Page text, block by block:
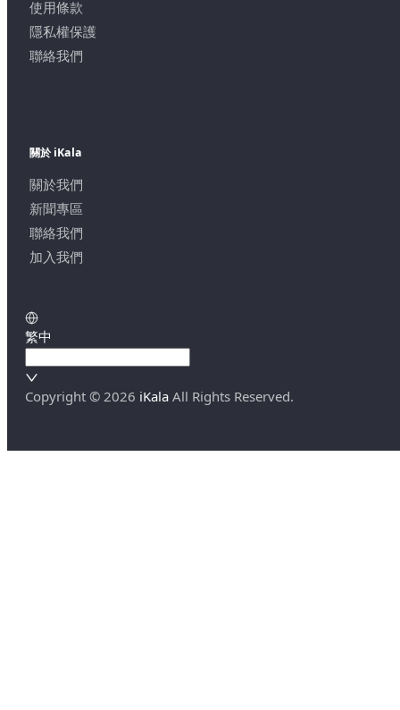
使用條款
隱私權保護
聯絡我們
關於 iKala
關於我們
新聞專區
聯絡我們
加入我們
繁中
Copyright © 2026 iKala All Rights Reserved.